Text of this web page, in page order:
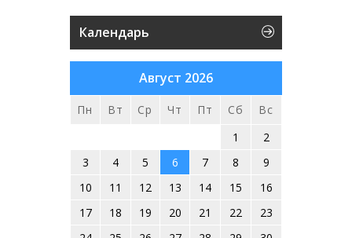
Календарь
Август 2026
Пн Вт Ср Чт Пт Сб
Вс
1
2
3
4 5 6 7 8
9
10
11 12 13 14 15
16
17
18 19 20 21 22
23